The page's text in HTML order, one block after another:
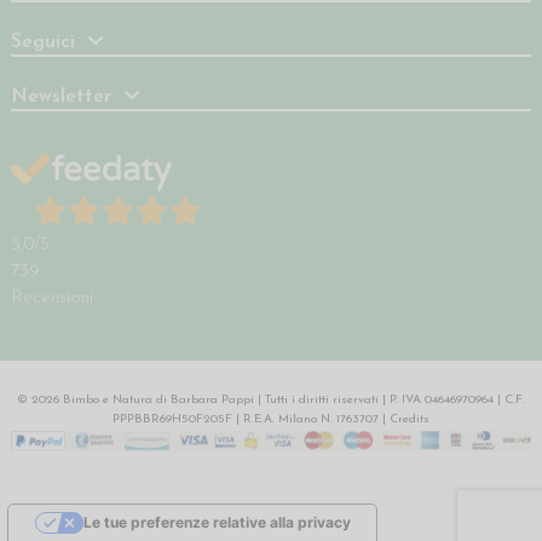
Seguici
Newsletter
5,0 /5
739
Recensioni
© 2026 Bimbo e Natura di Barbara Pappi | Tutti i diritti riservati | P. IVA 04646970964 | C.F.
PPPBBR69H50F205F | R.E.A. Milano N. 1763707 | Credits
Le tue preferenze relative alla privacy